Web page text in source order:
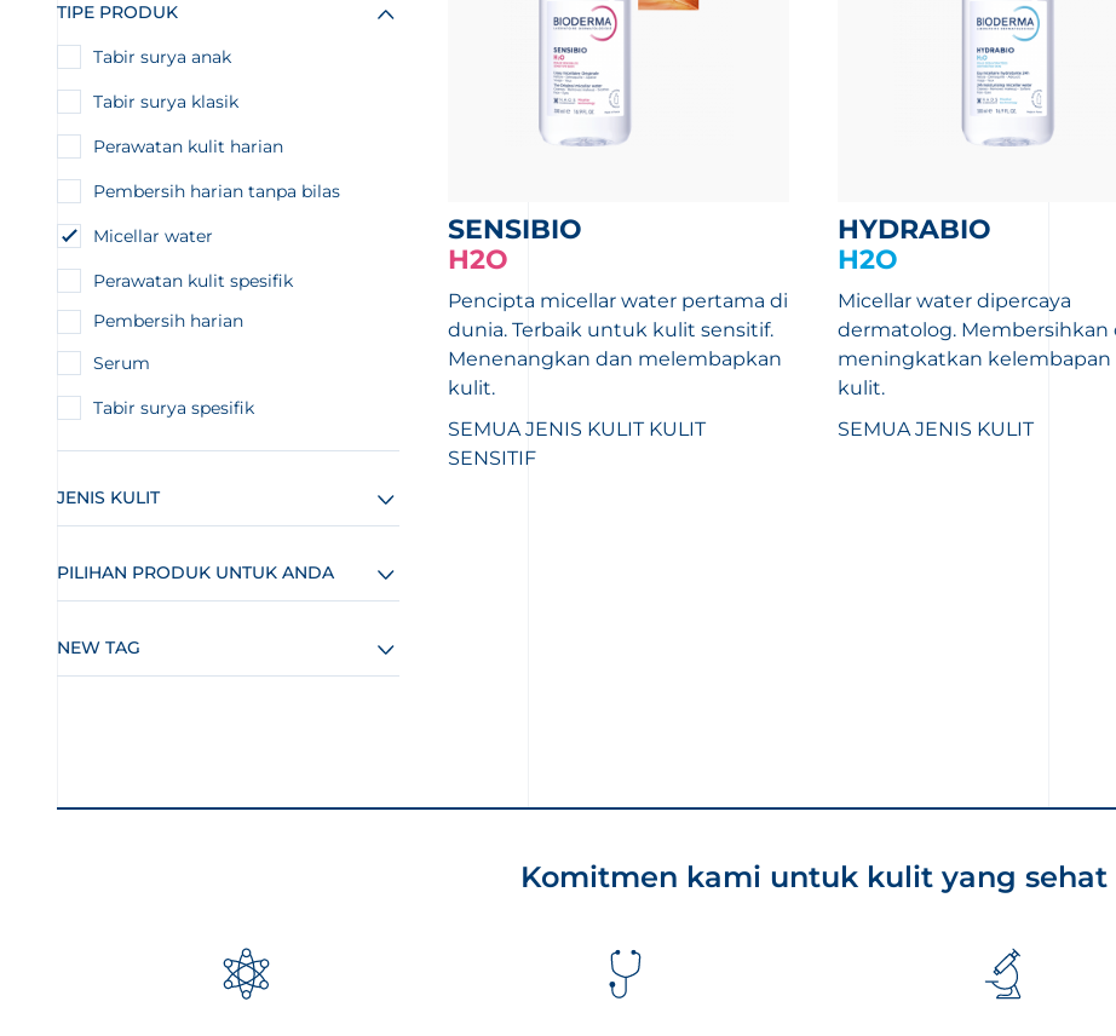
TIPE PRODUK
Tabir surya anak
Tabir surya klasik
Perawatan kulit harian
Pembersih harian tanpa bilas
Micellar water
Perawatan kulit spesifik
Pembersih harian
Serum
Tabir surya spesifik
JENIS KULIT
PILIHAN PRODUK UNTUK ANDA
NEW TAG
SENSIBIO
H2O
Pencipta micellar water pertama di
dunia. Terbaik untuk kulit sensitif.
Menenangkan dan melembapkan
kulit.
SEMUA JENIS KULIT KULIT
SENSITIF
HYDRABIO
H2O
Micellar water dipercaya
dermatolog. Membersihkan
meningkatkan kelembapan
kulit.
SEMUA JENIS KULIT
Komitmen kami untuk kulit yang sehat